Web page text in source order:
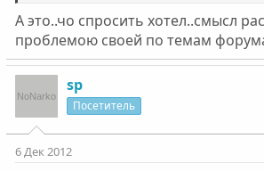
А это..чо спросить хотел..смысл
проблемою своей по темам
sp
Посетитель
6 Дек 2012